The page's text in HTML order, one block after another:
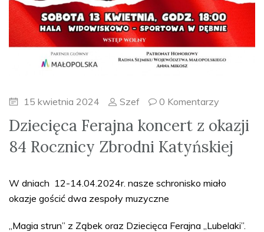
15 kwietnia 2024 Szef 0 Komentarzy
Dziecięca Ferajna koncert z okazji
84 Rocznicy Zbrodni Katyńskiej
W dniach 12-14.04.2024r. nasze schronisko miało
okazje gościć dwa zespoły muzyczne
„Magia strun” z Ząbek oraz Dziecięca Ferajna „Lubelaki”.